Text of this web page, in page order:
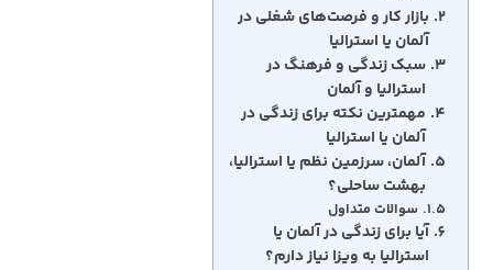
بازار کار و فرصت‌های شغلی در
آلمان یا استرالیا
سبک زندگی و فرهنگ در
استرالیا و آلمان
مهمترین نکته برای زندگی در
آلمان یا استرالیا
آلمان، سرزمین نظم یا استرالیا،
بهشت ساحلی؟
سوالات متداول
آیا برای زندگی در آلمان یا
استرالیا به ویزا نیاز دارم؟